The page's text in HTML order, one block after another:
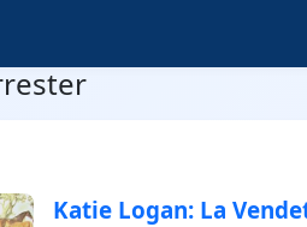
Katie Logan: La